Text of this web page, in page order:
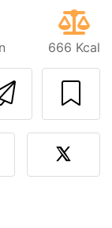
666 Kcal
o autor